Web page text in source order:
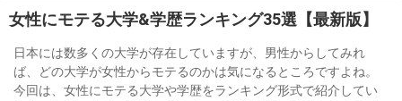
女性にモテる大学&学歴ランキング35選【最新版】
日本には数多くの大学が存在していますが、男性からしてみれ
ば、どの大学が女性からモテるのかは気になるところですよね。
今回は、女性にモテる大学や学歴をランキング形式で紹介してい